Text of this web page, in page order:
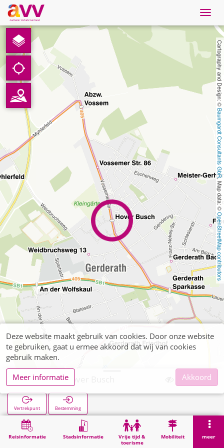
Nederlands
Downloads
Contact
Gegevensbescherming
Colofon
AVV
Cartography and Design: ©
Baumgardt Consultants GbR
, Map data: ©
OpenStreetMap contributors
Reisinformatie Stadsinformatie
Vrije tijd &
toerisme
Mobiliteit meer
Gerderath Hover Busch
Vertrekpunt Bestemming
Zoekopracht Gerderath Hover Busch
Deze website maakt gebruik van cookies. Door onze website
te gebruiken, gaat u ermee akkoord dat wij van cookies
gebruik maken.
Meer informatie
Akkoord